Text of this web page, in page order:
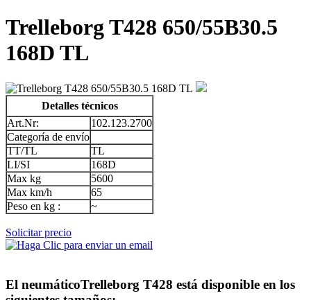
Trelleborg T428 650/55B30.5
168D TL
Detalles técnicos
Art.Nr:
102.123.2700
Categoría de envío
TT/TL
TL
LI/SI
168D
Max kg
5600
Max km/h
65
Peso en kg :
~
Solicitar precio
El neumáticoTrelleborg T428 está disponible en los